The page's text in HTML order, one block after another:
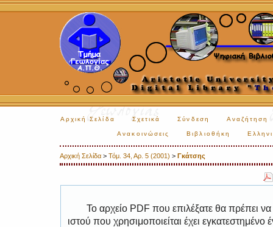
Αρχική Σελίδα Σχετικά Σύνδεση Αναζήτηση
Ανακοινώσεις Βιβλιοθήκη
Αρχική Σελίδα > Τόμ. 34, Αρ. 5 (2001) > Γκάτσης
Το αρχείο PDF που επιλέξατε θα πρέπει
ιστού που χρησιμοποιείται έχει